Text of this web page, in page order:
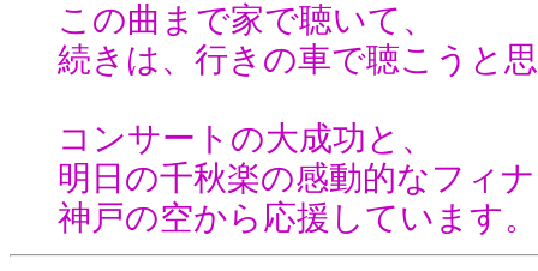
この曲まで家で聴いて、
続きは、行きの車で聴こうと
コンサートの大成功と、
明日の千秋楽の感動的なフィ
神戸の空から応援しています。